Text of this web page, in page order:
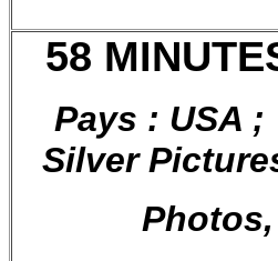
58
Pays : USA
Silver